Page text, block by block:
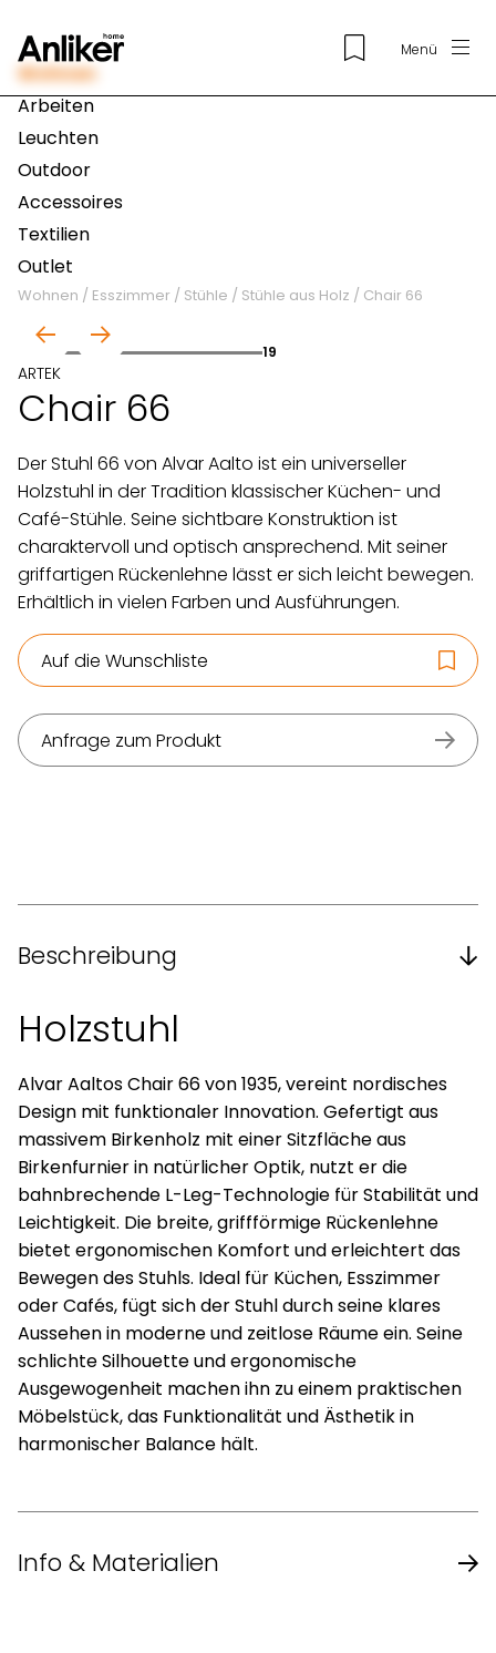
Menü
Wohnen
Arbeiten
Leuchten
Outdoor
Accessoires
Textilien
Outlet
Wohnen / Esszimmer / Stühle / Stühle aus Holz / Chair 66
19
ARTEK
Chair 66
Der Stuhl 66 von Alvar Aalto ist ein universeller
Holzstuhl in der Tradition klassischer Küchen- und
Café-Stühle. Seine sichtbare Konstruktion ist
charaktervoll und optisch ansprechend. Mit seiner
griffartigen Rückenlehne lässt er sich leicht bewegen.
Erhältlich in vielen Farben und Ausführungen.
Auf die Wunschliste
Anfrage zum Produkt
Beschreibung
Holzstuhl
Alvar Aaltos Chair 66 von 1935, vereint nordisches
Design mit funktionaler Innovation. Gefertigt aus
massivem Birkenholz mit einer Sitzfläche aus
Birkenfurnier in natürlicher Optik, nutzt er die
bahnbrechende L-Leg-Technologie für Stabilität und
Leichtigkeit. Die breite, griffförmige Rückenlehne
bietet ergonomischen Komfort und erleichtert das
Bewegen des Stuhls. Ideal für Küchen, Esszimmer
oder Cafés, fügt sich der Stuhl durch seine klares
Aussehen in moderne und zeitlose Räume ein. Seine
schlichte Silhouette und ergonomische
Ausgewogenheit machen ihn zu einem praktischen
Möbelstück, das Funktionalität und Ästhetik in
harmonischer Balance hält.
Info & Materialien